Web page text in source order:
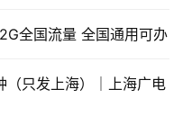
全国流量 全国通用可办
（只发上海）｜上海广电